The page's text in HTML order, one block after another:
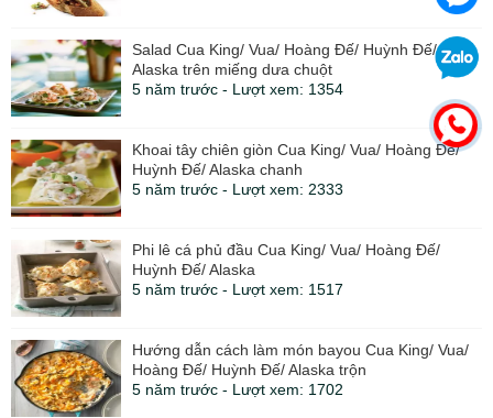
Salad Cua King/ Vua/ Hoàng Đế/ Huỳnh Đế/
Alaska trên miếng dưa chuột
5 năm trước - Lượt xem: 1354
Khoai tây chiên giòn Cua King/ Vua/ Hoàng Đế/
Huỳnh Đế/ Alaska chanh
5 năm trước - Lượt xem: 2333
Phi lê cá phủ đầu Cua King/ Vua/ Hoàng Đế/
Huỳnh Đế/ Alaska
5 năm trước - Lượt xem: 1517
Hướng dẫn cách làm món bayou Cua King/ Vua/
Hoàng Đế/ Huỳnh Đế/ Alaska trộn
5 năm trước - Lượt xem: 1702